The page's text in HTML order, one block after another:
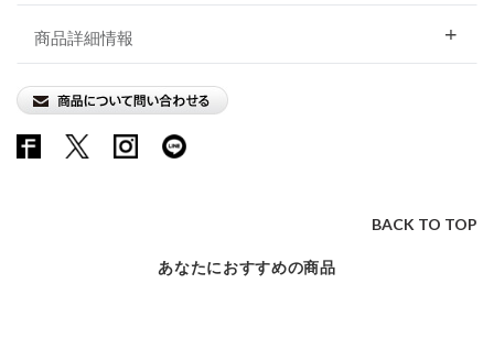
商品詳細情報
BACK TO TOP
あなたにおすすめの商品